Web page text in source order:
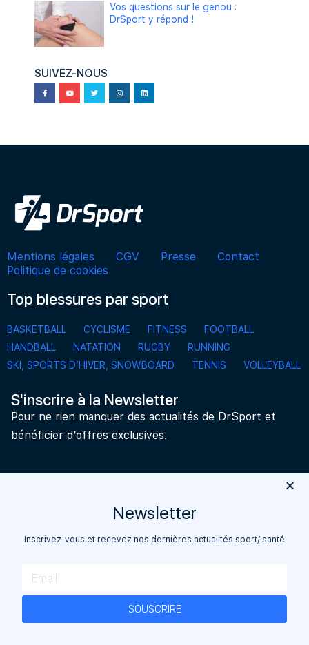
Vos questions sur le genou :
DrSport y répond !
SUIVEZ-NOUS
Mentions légales CGV Presse
Contact
Politique de cookies
Top blessures par sport
BASKETBALL CYCLISME FITNESS
FOOTBALL
HANDBALL
NATATION RUGBY
RUNNING
SKI, SPORTS D’HIVER, SNOWBOARD
TENNIS VOLLEYBALL
S'inscrire à la Newsletter
Pour ne rien manquer des actualités de DrSport et
bénéficier d’offres exclusives.
Go
Newsletter
Inscrivez-vous et recevez nos dernières actualités sport/ santé
SOUSCRIRE